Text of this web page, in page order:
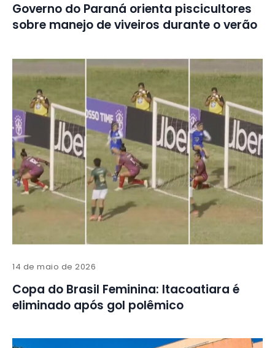
Governo do Paraná orienta piscicultores
sobre manejo de viveiros durante o verão
14 de maio de 2026
Copa do Brasil Feminina: Itacoatiara é
eliminado após gol polêmico